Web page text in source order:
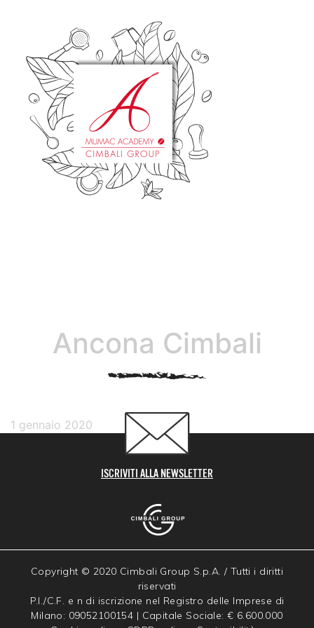
Ancona Cimbali
1 gennaio 2020
ISCRIVITI ALLA NEWSLETTER
Copyright © 2020 Cimbali Group S.p.A. / Tutti i diritti
riservati
P.I./C.F. e n di iscrizione nel Registro delle Imprese di
Milano: 09052100154 | Capitale Sociale: € 6.600.000